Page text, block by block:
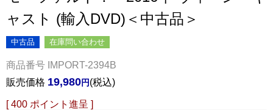
ャスト (輸入DVD)＜中古品＞
中古品 在庫問い合わせ
商品番号 IMPORT-2394B
販売価格 19,980 税込
[ 400 ポイント進呈 ]